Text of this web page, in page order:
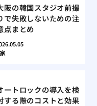
阪の韓国スタジオ前撮
で失敗しないための注
点まとめ
家
ートロックの導入を検
する際のコストと効果